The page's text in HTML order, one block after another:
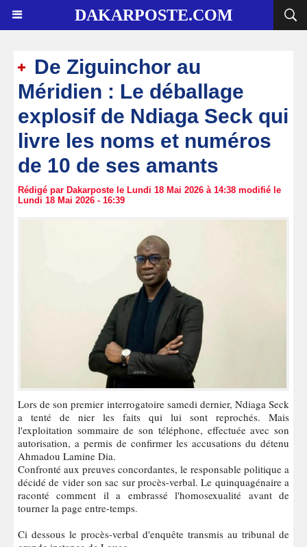
DAKARPOSTE.COM
De Ziguinchor au
Méridien : Le déballage
explosif de Ndiaga Seck qui
livre les noms et numéros
de 10 de ses amants
Rédigé par Dakarposte le Lundi 18 Mai 2026 à 14:38 modifié le
Lundi 18 Mai 2026 - 16:39
Lors de son premier interrogatoire samedi dernier, Ndiaga Seck
a tenté de nier les faits qui lui sont reprochés. Mais
l'exploitation sommaire de son téléphone, effectuée avec son
autorisation, a permis de confirmer les accusations du détenu
Ahmadou Lamine Dia.
Confronté aux preuves concordantes, le responsable politique a
décidé de vider son sac sur procès-verbal. Le quinquagénaire a
raconté comment il a embrassé l'homosexualité avant de
tourner la page entre-temps.
Ci dessous le procès-verbal d'enquête transmis au tribunal de